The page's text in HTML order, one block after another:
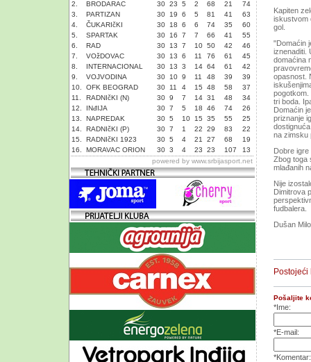
2.
BRODARAC 30 23 5 2 68 21
74
3.
PARTIZAN 30 19 6 5 81 41
63
4.
ČUKARIčKI 30 18 6 6 74 35
60
5.
SPARTAK 30 16 7 7 66 41
55
6.
RAD 30 13 7 10 50 42
46
7.
VOžDOVAC 30 13 6 11 76 61
45
8.
INTERNACIONAL 30 13 3 14 64 61
42
9.
VOJVODINA 30 10 9 11 48 39
39
10.
OFK BEOGRAD 30 11 4 15 48 58
37
11.
RADNIčKI (N) 30 9 7 14 31 48
34
12.
INđIJA 30 7 5 18 46 74
26
13.
NAPREDAK 30 5 10 15 35 55
25
14.
RADNIčKI (P) 30 7 1 22 29 83
22
15.
RADNIčKI 1923 30 5 4 21 27 68
19
16.
MORAVAC ORION 30 3 4 23 23 107
13
powered by www.srbijasport.net
Kapiten
iskustvom
gol.
"Domaćin
iznenaditi.
domaćina
opasnost.
pogotkom.
tri boda.
Domaćin
priznanje
na zimsku
Dobre
Zbog toga
mlađanih
Nije
Dimitrova
fudbalera.
Dušan
Postojeći
Pošaljite
*Ime:
*E-mail:
*Komentar: